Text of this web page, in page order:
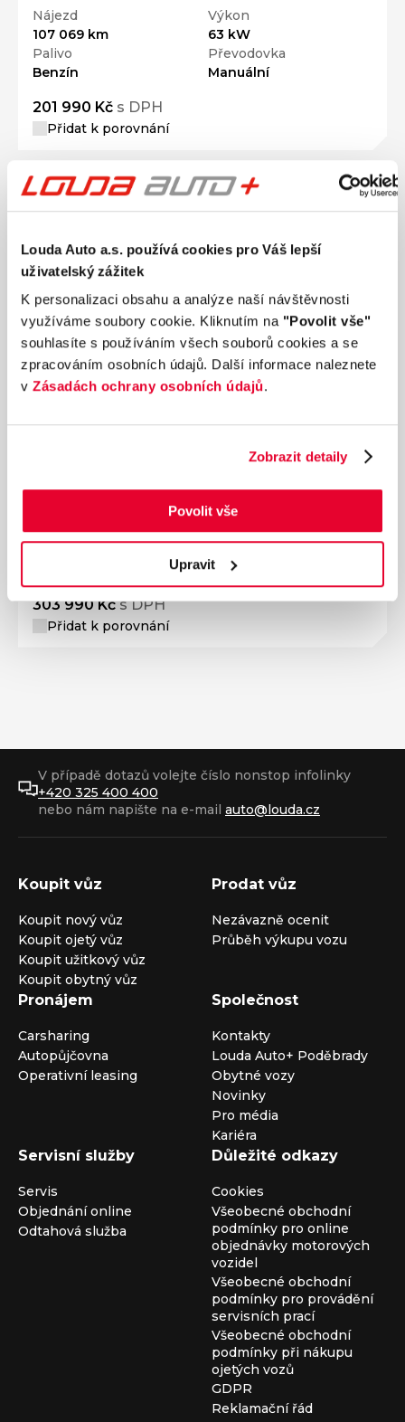
Louda Auto a.s. používá cookies pro Váš lepší
uživatelský zážitek
K personalizaci obsahu a analýze naší návštěvnosti
využíváme soubory cookie. Kliknutím na "Povolit vše"
souhlasíte s používáním všech souborů cookies a se
zpracováním osobních údajů. Další informace naleznete
v Zásadách ochrany osobních údajů.
Zobrazit detaily
Povolit vše
Upravit
Nájezd
107 069 km
Výkon
63 kW
Palivo
Benzín
Převodovka
Manuální
201 990 Kč s DPH
Přidat k porovnání
FORD FIESTA Active 1.0 69 kW manuál
117 716 km
Výkon
69 kW
Manuální
303 990 Kčs DPH
Přidat k porovnání
Dárek zdarma
V případě dotazů volejte číslo nonstop infolinky
+420 325 400 400
nebo nám napište na e-mail auto@louda.cz
Koupit vůz
Koupit nový vůz
Koupit ojetý vůz
Koupit užitkový vůz
Koupit obytný vůz
Prodat vůz
Nezávazně ocenit
Průběh výkupu vozu
Pronájem
Carsharing
Autopůjčovna
Operativní leasing
Společnost
Kontakty
Louda Auto+ Poděbrady
Obytné vozy
Novinky
Pro média
Kariéra
Servisní služby
Servis
Objednání online
Odtahová služba
Důležité odkazy
Cookies
Všeobecné obchodní
podmínky pro online
objednávky motorových
vozidel
Všeobecné obchodní
podmínky pro provádění
servisních prací
Všeobecné obchodní
podmínky při nákupu
ojetých vozů
GDPR
Reklamační řád